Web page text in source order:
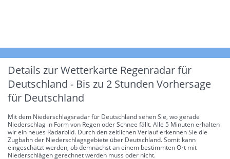
Details zur Wetterkarte Regenradar für
Deutschland - Bis zu 2 Stunden Vorhersage
für Deutschland
Mit dem Niederschlagsradar für Deutschland sehen Sie, wo gerade
Niederschlag in Form von Regen oder Schnee fällt. Alle 5 Minuten erhalten
wir ein neues Radarbild. Durch den zeitlichen Verlauf erkennen Sie die
Zugbahn der Niederschlagsgebiete über Deutschland. Somit kann
eingeschätzt werden, ob demnächst an einem bestimmten Ort mit
Niederschlägen gerechnet werden muss oder nicht.